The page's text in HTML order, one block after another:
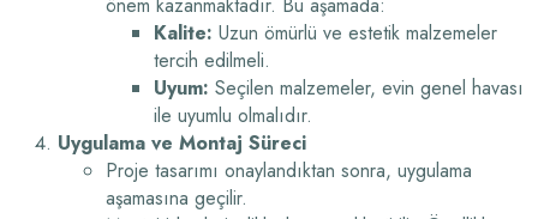
Kalite: Uzun ömürlü ve estetik malzemeler
tercih edilmeli.
Uyum: Seçilen malzemeler, evin genel havası
ile uyumlu olmalıdır.
Uygulama ve Montaj Süreci
Proje tasarımı onaylandıktan sonra, uygulama
aşamasına geçilir.